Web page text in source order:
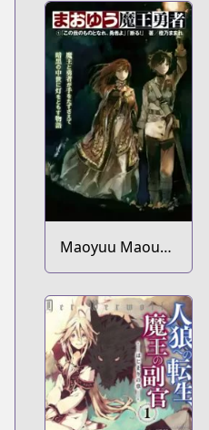
Maoyuu Maou
Yuusha